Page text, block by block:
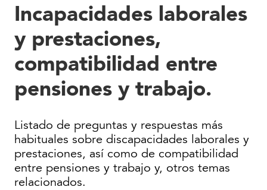
Incapacidades laborales
y prestaciones,
compatibilidad entre
pensiones y trabajo.
Listado de preguntas y respuestas más
habituales sobre discapacidades laborales y
prestaciones, así como de compatibilidad
entre pensiones y trabajo y, otros temas
relacionados.